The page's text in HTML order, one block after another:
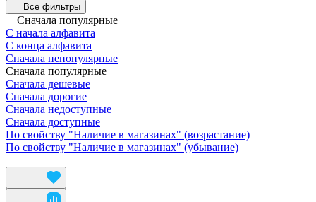
Все фильтры
Сначала популярные
С начала алфавита
С конца алфавита
Сначала непопулярные
Сначала популярные
Сначала дешевые
Сначала дорогие
Сначала недоступные
Сначала доступные
По свойству "Наличие в магазинах" (возрастание)
По свойству "Наличие в магазинах" (убывание)